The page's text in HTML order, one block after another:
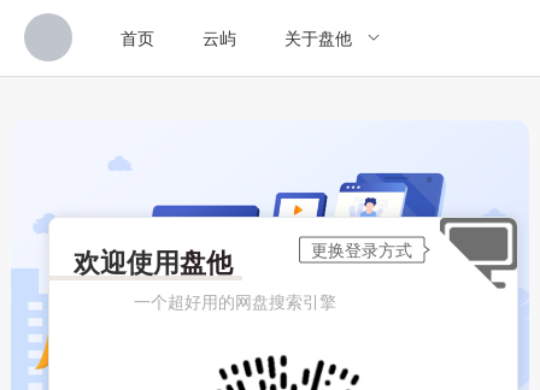
首页 云屿 关于盘他
欢迎使用盘他
一个超好用的网盘搜索引擎